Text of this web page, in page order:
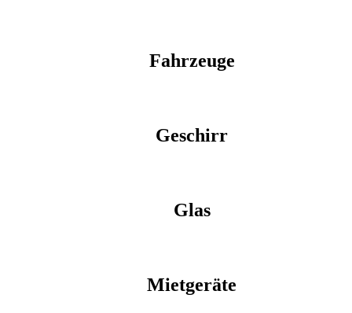
Fahrzeuge
Geschirr
Glas
Mietgeräte